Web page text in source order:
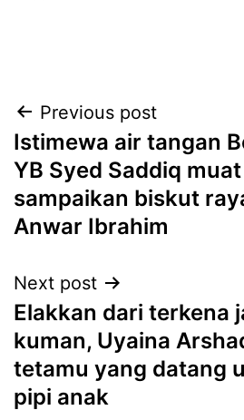
Post
navigation
Previous post
Istimewa air tangan
YB Syed Saddiq
sampaikan biskut
Anwar Ibrahim
Next post
Elakkan dari terkena
kuman, Uyaina
tetamu yang datang
pipi anak